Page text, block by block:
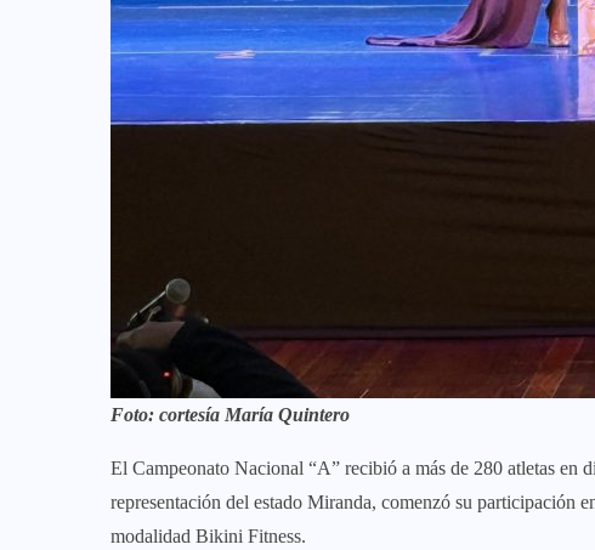
Foto: cortesía María Quintero
El Campeonato Nacional “A” recibió a más de 280 atletas en
representación del estado Miranda, comenzó su participación
modalidad Bikini Fitness.